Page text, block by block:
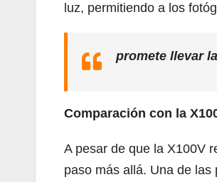
luz, permitiendo a los
promete llevar
Comparación con la
A pesar de que la X100V
paso más allá. Una de